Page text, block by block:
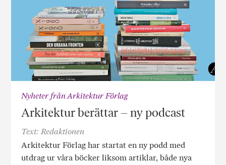
Nyheter från Arkitektur Förlag
Arkitektur berättar – ny podcast
Text: Redaktionen
Arkitektur Förlag har startat en ny podd med
utdrag ur våra böcker liksom artiklar, både nya